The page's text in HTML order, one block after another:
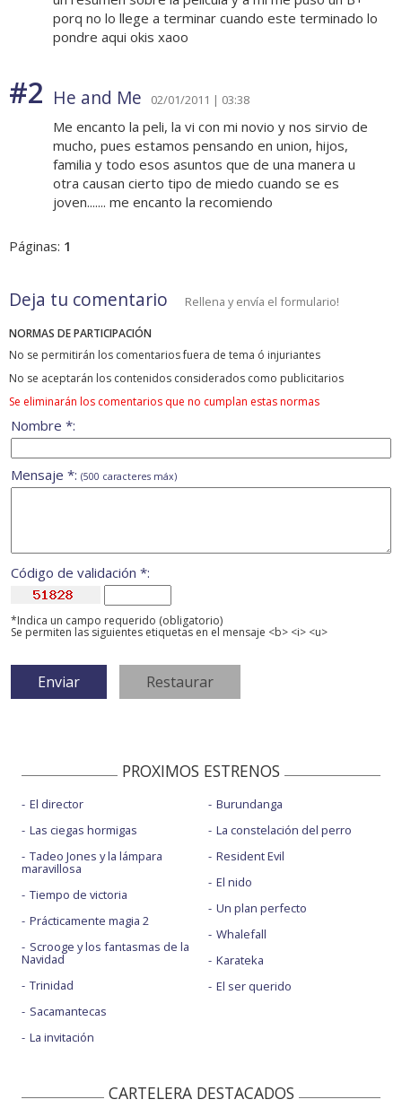
porq no lo llege a terminar cuando este terminado lo
pondre aqui okis xaoo
#2 He and Me 02/01/2011 | 03:38
Me encanto la peli, la vi con mi novio y nos sirvio de
mucho, pues estamos pensando en union, hijos,
familia y todo esos asuntos que de una manera u
otra causan cierto tipo de miedo cuando se es
joven....... me encanto la recomiendo
Páginas: 1
Deja tu comentario Rellena y envía el formulario!
NORMAS DE PARTICIPACIÓN
No se permitirán los comentarios fuera de tema ó injuriantes
No se aceptarán los contenidos considerados como publicitarios
Se eliminarán los comentarios que no cumplan estas normas
Nombre *:
Mensaje *: (500 caracteres máx)
Código de validación *:
*Indica un campo requerido (obligatorio)
Se permiten las siguientes etiquetas en el mensaje <b> <i> <u>
PROXIMOS ESTRENOS
El director
Las ciegas hormigas
Tadeo Jones y la lámpara
maravillosa
Tiempo de victoria
Prácticamente magia 2
Scrooge y los fantasmas de la
Navidad
Trinidad
Sacamantecas
La invitación
Burundanga
La constelación del perro
Resident Evil
El nido
Un plan perfecto
Whalefall
Karateka
El ser querido
CARTELERA DESTACADOS